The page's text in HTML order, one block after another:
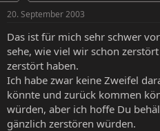
20. September 2003
Das ist für mich sehr schwer
sehe, wie viel wir schon
zerstört haben.
Ich habe zwar keine Zweifel
könnte und zurück kommen
würden, aber ich hoffe Du
gänzlich zerstören würden.